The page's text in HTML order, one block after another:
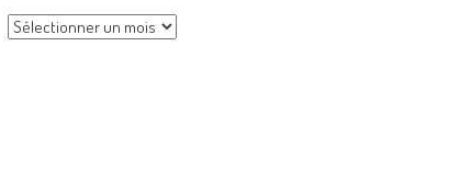
Archives